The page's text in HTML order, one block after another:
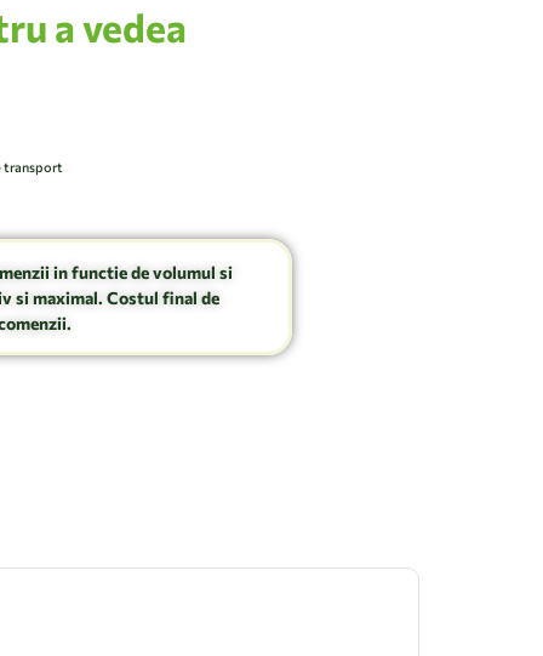
a vedea
transport
in functie de volumul si
si maximal. Costul final de